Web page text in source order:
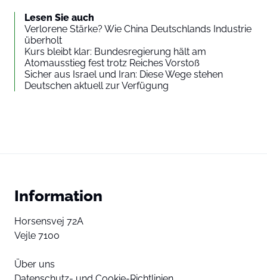
Lesen Sie auch
Verlorene Stärke? Wie China Deutschlands Industrie
überholt
Kurs bleibt klar: Bundesregierung hält am
Atomausstieg fest trotz Reiches Vorstoß
Sicher aus Israel und Iran: Diese Wege stehen
Deutschen aktuell zur Verfügung
Information
Horsensvej 72A
Vejle 7100
Über uns